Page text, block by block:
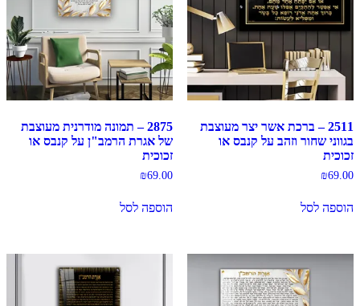
2511 – ברכת אשר יצר מעוצבת
בגווני שחור וזהב על קנבס או
זכוכית
₪69.00
הוספה לסל
2875 – תמונה מודרנית מעוצבת
של אגרת הרמב"ן על קנבס או
זכוכית
₪69.00
הוספה לסל